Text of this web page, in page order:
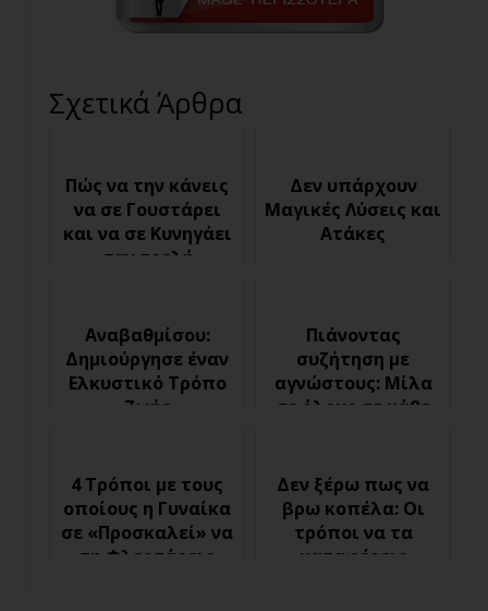
Σχετικά Άρθρα
Πώς να την κάνεις
να σε Γουστάρει
και να σε Κυνηγάει
σαν τρελή
Δεν υπάρχουν
Μαγικές Λύσεις και
Ατάκες
Αναβαθμίσου:
Δημιούργησε έναν
Ελκυστικό Τρόπο
Ζωής
Πιάνοντας
συζήτηση με
αγνώστους: Μίλα
σε όλους σε κάθε
4 Τρόποι με τους
οποίους η Γυναίκα
σε «Προσκαλεί» να
τη Φλερτάρεις
Δεν ξέρω πως να
βρω κοπέλα: Οι
τρόποι να τα
καταφέρεις